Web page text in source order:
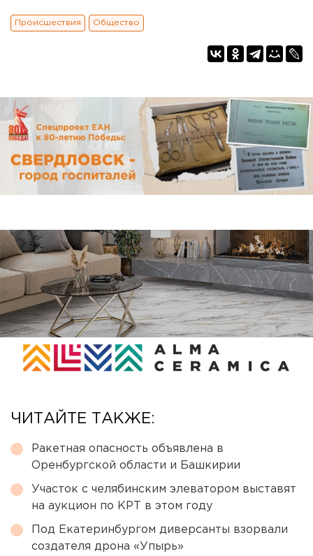
Происшествия Общество
ЧИТАЙТЕ ТАКЖЕ:
Ракетная опасность объявлена в
Оренбургской области и Башкирии
Участок с челябинским элеватором выставят
на аукцион по КРТ в этом году
Под Екатеринбургом диверсанты взорвали
создателя дрона «Упырь»